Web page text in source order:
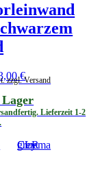
€
zzgl. Versand
Lieferzeit 1-2
Cinema grey CLR